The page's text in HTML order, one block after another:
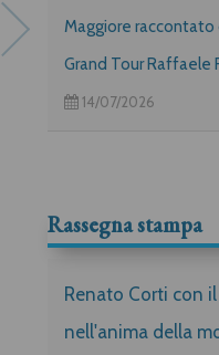
Maggiore
Grand Tour Raffaele
14/07/2026
Rassegna stampa
Renato Corti con
nell'anima della